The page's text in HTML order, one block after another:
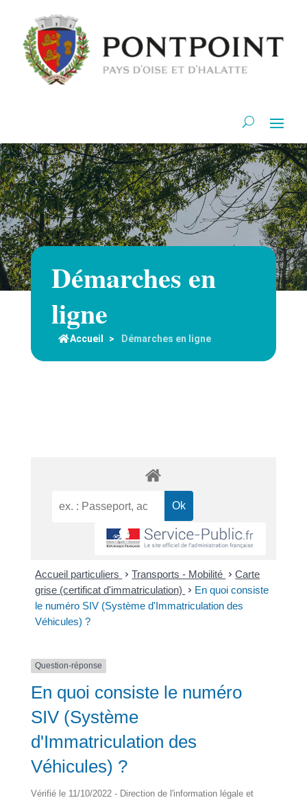
Démarches en
ligne
Accueil > Démarches en ligne
Accueil particuliers > Transports - Mobilité > Carte
grise (certificat d'immatriculation) > En quoi consiste
le numéro SIV (Système d'Immatriculation des
Véhicules) ?
Question-réponse
En quoi consiste le numéro
SIV (Système
d'Immatriculation des
Véhicules) ?
Vérifié le 11/10/2022 - Direction de l'information légale et